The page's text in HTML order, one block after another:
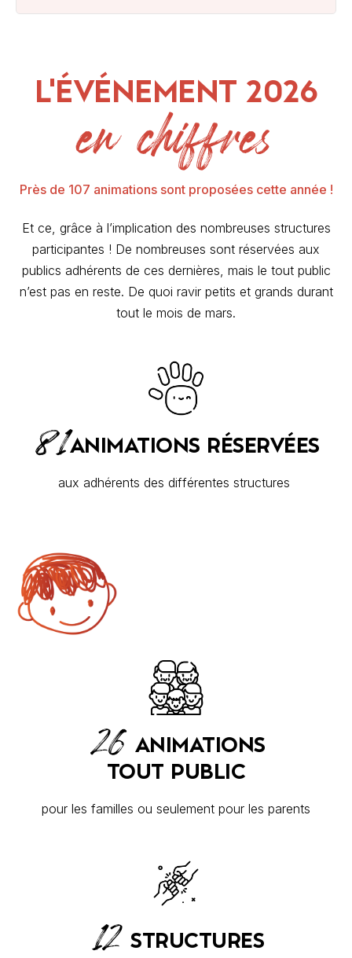
L'ÉVÉNEMENT 2026
en chiffres
Près de 107 animations sont proposées cette année !
Et ce, grâce à l’implication des nombreuses structures
participantes ! De nombreuses sont réservées aux
publics adhérents de ces dernières, mais le tout public
n’est pas en reste. De quoi ravir petits et grands durant
tout le mois de mars.
81ANIMATIONS RÉSERVÉES
aux adhérents des différentes structures
26 ANIMATIONS
TOUT PUBLIC
pour les familles ou seulement pour les parents
12 STRUCTURES